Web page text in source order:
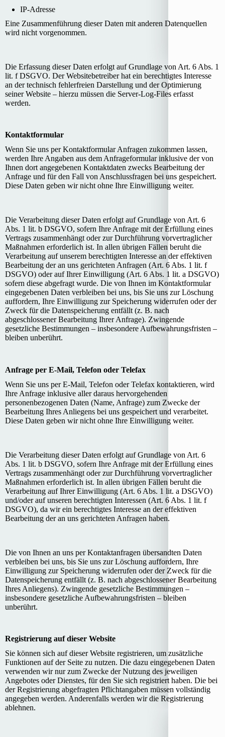
IP-Adresse
Eine Zusammenführung dieser Daten mit anderen Datenquellen
wird nicht vorgenommen.
Die Erfassung dieser Daten erfolgt auf Grundlage von Art. 6 Abs. 1
lit. f DSGVO. Der Websitebetreiber hat ein berechtigtes Interesse
an der technisch fehlerfreien Darstellung und der Optimierung
seiner Website – hierzu müssen die Server-Log-Files erfasst
werden.
Kontaktformular
Wenn Sie uns per Kontaktformular Anfragen zukommen lassen,
werden Ihre Angaben aus dem Anfrageformular inklusive der von
Ihnen dort angegebenen Kontaktdaten zwecks Bearbeitung der
Anfrage und für den Fall von Anschlussfragen bei uns gespeichert.
Diese Daten geben wir nicht ohne Ihre Einwilligung weiter.
Die Verarbeitung dieser Daten erfolgt auf Grundlage von Art. 6
Abs. 1 lit. b DSGVO, sofern Ihre Anfrage mit der Erfüllung eines
Vertrags zusammenhängt oder zur Durchführung vorvertraglicher
Maßnahmen erforderlich ist. In allen übrigen Fällen beruht die
Verarbeitung auf unserem berechtigten Interesse an der effektiven
Bearbeitung der an uns gerichteten Anfragen (Art. 6 Abs. 1 lit. f
DSGVO) oder auf Ihrer Einwilligung (Art. 6 Abs. 1 lit. a DSGVO)
sofern diese abgefragt wurde. Die von Ihnen im Kontaktformular
eingegebenen Daten verbleiben bei uns, bis Sie uns zur Löschung
auffordern, Ihre Einwilligung zur Speicherung widerrufen oder der
Zweck für die Datenspeicherung entfällt (z. B. nach
abgeschlossener Bearbeitung Ihrer Anfrage). Zwingende
gesetzliche Bestimmungen – insbesondere Aufbewahrungsfristen –
bleiben unberührt.
Anfrage per E-Mail, Telefon oder Telefax
Wenn Sie uns per E-Mail, Telefon oder Telefax kontaktieren, wird
Ihre Anfrage inklusive aller daraus hervorgehenden
personenbezogenen Daten (Name, Anfrage) zum Zwecke der
Bearbeitung Ihres Anliegens bei uns gespeichert und verarbeitet.
Diese Daten geben wir nicht ohne Ihre Einwilligung weiter.
Die Verarbeitung dieser Daten erfolgt auf Grundlage von Art. 6
Abs. 1 lit. b DSGVO, sofern Ihre Anfrage mit der Erfüllung eines
Vertrags zusammenhängt oder zur Durchführung vorvertraglicher
Maßnahmen erforderlich ist. In allen übrigen Fällen beruht die
Verarbeitung auf Ihrer Einwilligung (Art. 6 Abs. 1 lit. a DSGVO)
und/oder auf unseren berechtigten Interessen (Art. 6 Abs. 1 lit. f
DSGVO), da wir ein berechtigtes Interesse an der effektiven
Bearbeitung der an uns gerichteten Anfragen haben.
Die von Ihnen an uns per Kontaktanfragen übersandten Daten
verbleiben bei uns, bis Sie uns zur Löschung auffordern, Ihre
Einwilligung zur Speicherung widerrufen oder der Zweck für die
Datenspeicherung entfällt (z. B. nach abgeschlossener Bearbeitung
Ihres Anliegens). Zwingende gesetzliche Bestimmungen –
insbesondere gesetzliche Aufbewahrungsfristen – bleiben
unberührt.
Registrierung auf dieser Website
Sie können sich auf dieser Website registrieren, um zusätzliche
Funktionen auf der Seite zu nutzen. Die dazu eingegebenen Daten
verwenden wir nur zum Zwecke der Nutzung des jeweiligen
Angebotes oder Dienstes, für den Sie sich registriert haben. Die bei
der Registrierung abgefragten Pflichtangaben müssen vollständig
angegeben werden. Anderenfalls werden wir die Registrierung
ablehnen.